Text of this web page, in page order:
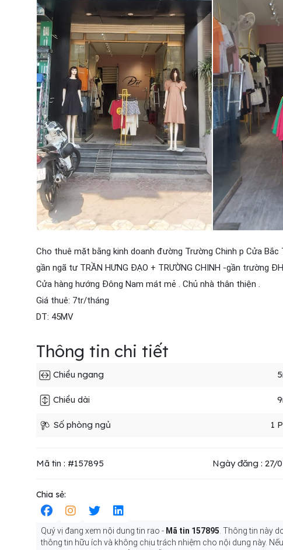
Cho thuê mặt bằng kinh doanh đường Trường Chinh p Cửa Bắc
gần ngã tư TRẦN HƯNG ĐẠO + TRƯỜNG CHINH -gần trường
Cửa hàng hướng Đông Nam mát mẻ . Chủ nhà thân thiện .
Giá thuê: 7tr/tháng
DT: 45MV
Thông tin chi tiết
Chiều ngang
Chiều dài
Số phòng ngủ 1
Mã tin : #157895 Ngày đăng : 27/
Chia sẻ:
Quý vị đang xem nội dung tin rao - Mã tin 157895. Thông tin này
thông tin hữu ích và không chịu trách nhiệm cho nội dung này.